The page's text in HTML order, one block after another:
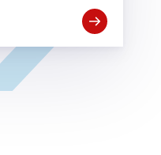
Open Meld